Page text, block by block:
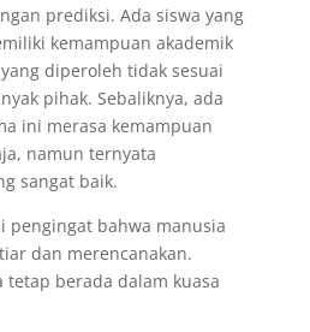
prediksi. Ada siswa yang
kemampuan akademik
diperoleh tidak sesuai
pihak. Sebaliknya, ada
ini merasa kemampuan
namun ternyata
sangat baik.
pengingat bahwa manusia
dan merencanakan.
berada dalam kuasa